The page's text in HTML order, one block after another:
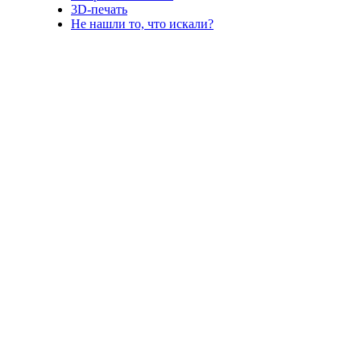
3D-печать
Не нашли то, что искали?